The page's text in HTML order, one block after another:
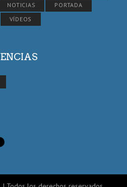
NOTICIAS
PORTADA
VÍDEOS